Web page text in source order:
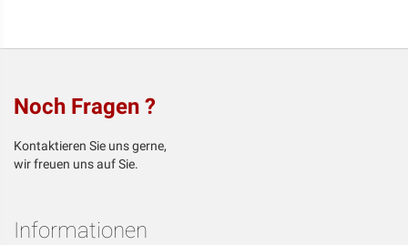
Noch Fragen ?
Kontaktieren Sie uns gerne,
wir freuen uns auf Sie.
Informationen